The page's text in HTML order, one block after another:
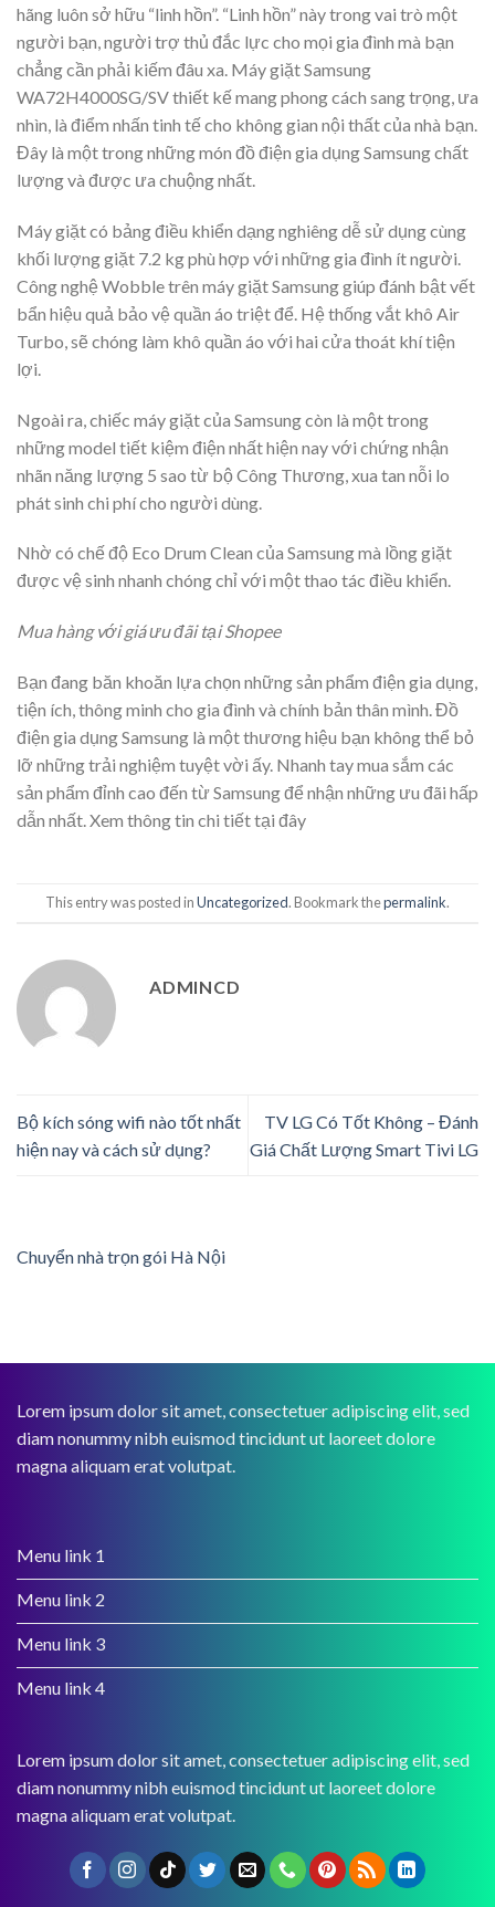
hãng luôn sở hữu “linh hồn”. “Linh hồn” này trong vai trò một
người bạn, người trợ thủ đắc lực cho mọi gia đình mà bạn
chẳng cần phải kiếm đâu xa. Máy giặt Samsung
WA72H4000SG/SV thiết kế mang phong cách sang trọng, ưa
nhìn, là điểm nhấn tinh tế cho không gian nội thất của nhà bạn.
Đây là một trong những món đồ điện gia dụng Samsung chất
lượng và được ưa chuộng nhất.
Máy giặt có bảng điều khiển dạng nghiêng dễ sử dụng cùng
khối lượng giặt 7.2 kg phù hợp với những gia đình ít người.
Công nghệ Wobble trên máy giặt Samsung giúp đánh bật vết
bẩn hiệu quả bảo vệ quần áo triệt để. Hệ thống vắt khô Air
Turbo, sẽ chóng làm khô quần áo với hai cửa thoát khí tiện
lợi.
Ngoài ra, chiếc máy giặt của Samsung còn là một trong
những model tiết kiệm điện nhất hiện nay với chứng nhận
nhãn năng lượng 5 sao từ bộ Công Thương, xua tan nỗi lo
phát sinh chi phí cho người dùng.
Nhờ có chế độ Eco Drum Clean của Samsung mà lồng giặt
được vệ sinh nhanh chóng chỉ với một thao tác điều khiển.
Mua hàng với giá ưu đãi tại Shopee
Bạn đang băn khoăn lựa chọn những sản phẩm điện gia dụng,
tiện ích, thông minh cho gia đình và chính bản thân mình. Đồ
điện gia dụng Samsung là một thương hiệu bạn không thể bỏ
lỡ những trải nghiệm tuyệt vời ấy. Nhanh tay mua sắm các
sản phẩm đỉnh cao đến từ Samsung để nhận những ưu đãi hấp
dẫn nhất. Xem thông tin chi tiết tại đây
This entry was posted inUncategorized. Bookmark thepermalink.
ADMINCD
Bộ kích sóng wifi nào tốt nhất
hiện nay và cách sử dụng?
TV LG Có Tốt Không – Đánh
Giá Chất Lượng Smart Tivi LG
Chuyển nhà trọn gói Hà Nội
Lorem ipsum dolor sit amet, consectetuer adipiscing elit, sed
diam nonummy nibh euismod tincidunt ut laoreet dolore
magna aliquam erat volutpat.
Menu link 1
Menu link 2
Menu link 3
Menu link 4
Lorem ipsum dolor sit amet, consectetuer adipiscing elit, sed
diam nonummy nibh euismod tincidunt ut laoreet dolore
magna aliquam erat volutpat.